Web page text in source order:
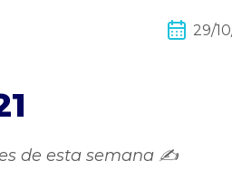
29/
de esta semana ✍️